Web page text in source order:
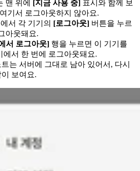
맨 위에 [지금 사용 중] 표시와 함께 보
기서 로그아웃하지 않아요.
서 각 기기의 [로그아웃] 버튼을 누르
아웃돼요.
서 로그아웃] 행을 누르면 이 기기를
서 한 번에 로그아웃돼요.
는 서버에 그대로 남아 있어서, 다시
보여요.